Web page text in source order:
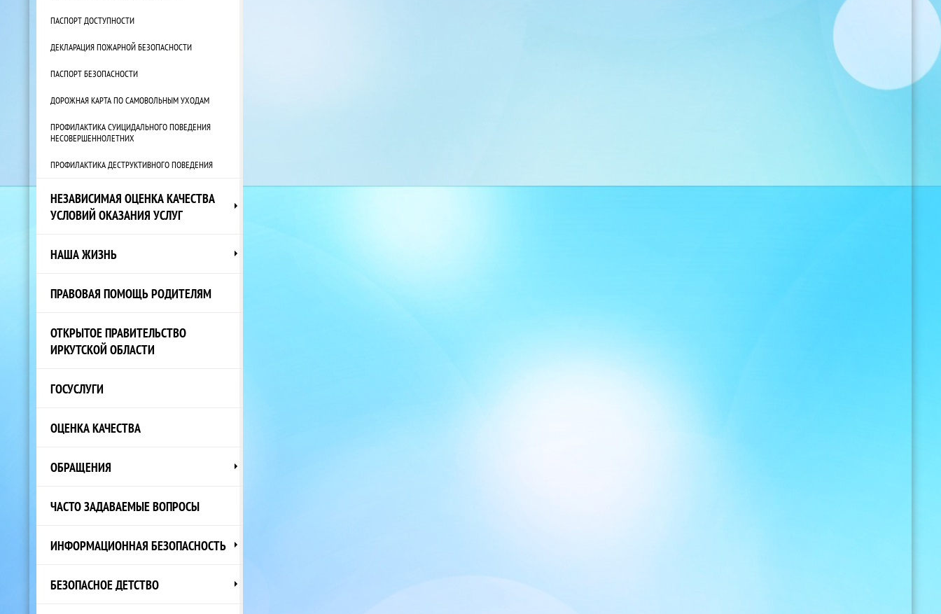
ПАСПОРТ ДОСТУПНОСТИ
ДЕКЛАРАЦИЯ ПОЖАРНОЙ БЕЗОПАСНОСТИ
ПАСПОРТ БЕЗОПАСНОСТИ
ДОРОЖНАЯ КАРТА ПО САМОВОЛЬНЫМ УХОДАМ
ПРОФИЛАКТИКА СУИЦИДАЛЬНОГО ПОВЕДЕНИЯ
НЕСОВЕРШЕННОЛЕТНИХ
ПРОФИЛАКТИКА ДЕСТРУКТИВНОГО ПОВЕДЕНИЯ
НЕЗАВИСИМАЯ ОЦЕНКА КАЧЕСТВА
УСЛОВИЙ ОКАЗАНИЯ УСЛУГ
НАША ЖИЗНЬ
ПРАВОВАЯ ПОМОЩЬ РОДИТЕЛЯМ
ОТКРЫТОЕ ПРАВИТЕЛЬСТВО
ИРКУТСКОЙ ОБЛАСТИ
ГОСУСЛУГИ
ОЦЕНКА КАЧЕСТВА
ОБРАЩЕНИЯ
ЧАСТО ЗАДАВАЕМЫЕ ВОПРОСЫ
ИНФОРМАЦИОННАЯ БЕЗОПАСНОСТЬ
БЕЗОПАСНОЕ ДЕТСТВО